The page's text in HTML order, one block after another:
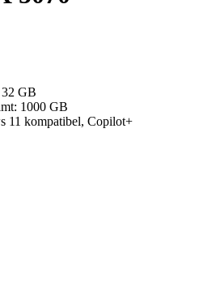
32 GB
1000 GB
11 kompatibel, Copilot+